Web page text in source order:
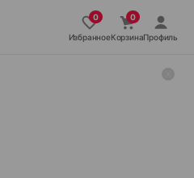
ИзбранноеКорзинаПрофиль